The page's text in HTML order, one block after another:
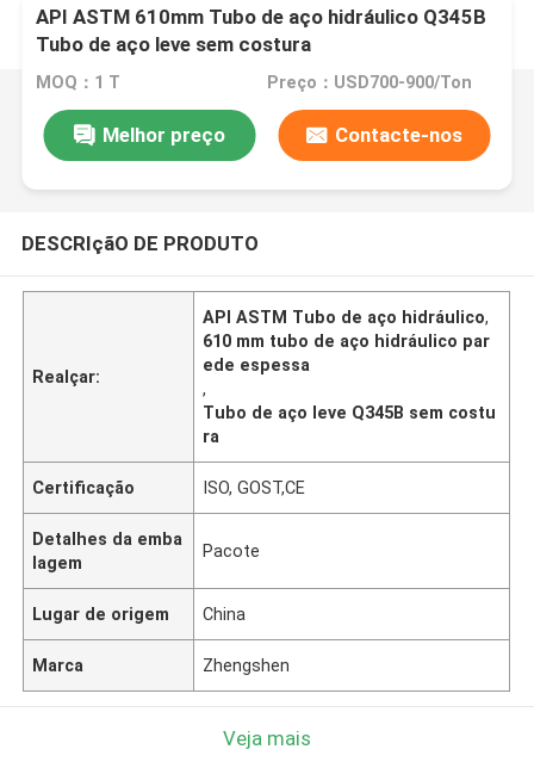
API ASTM 610mm Tubo de aço hidráulico Q345B
Tubo de aço leve sem costura
MOQ：1 T Preço：USD700-900/Ton
Melhor preço Contacte-nos
DESCRIçãO DE PRODUTO
Realçar:
API ASTM Tubo de aço hidráulico,
610 mm tubo de aço hidráulico par
ede espessa
,
Tubo de aço leve Q345B sem costu
ra
Certificação ISO, GOST,CE
Detalhes da emba
lagem
Pacote
Lugar de origem China
Marca Zhengshen
Veja mais